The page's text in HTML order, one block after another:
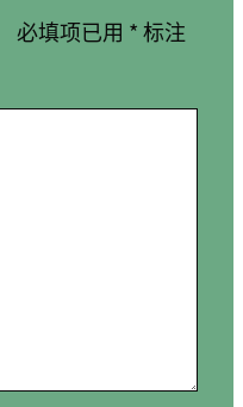
必填项已用 *标注